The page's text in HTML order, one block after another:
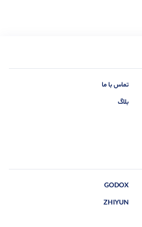
تماس با ما
بلاگ
GODOX
ZHIYUN